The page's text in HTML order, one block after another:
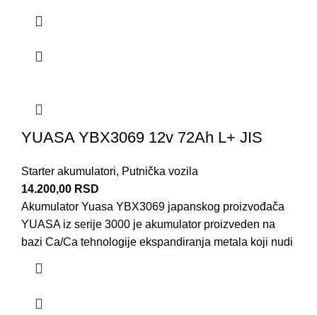
YUASA YBX3069 12v 72Ah L+ JIS
Starter akumulatori, Putnička vozila
14.200,00 RSD
Akumulator Yuasa YBX3069 japanskog proizvođača
YUASA iz serije 3000 je akumulator proizveden na
bazi Ca/Ca tehnologije ekspandiranja metala koji nudi